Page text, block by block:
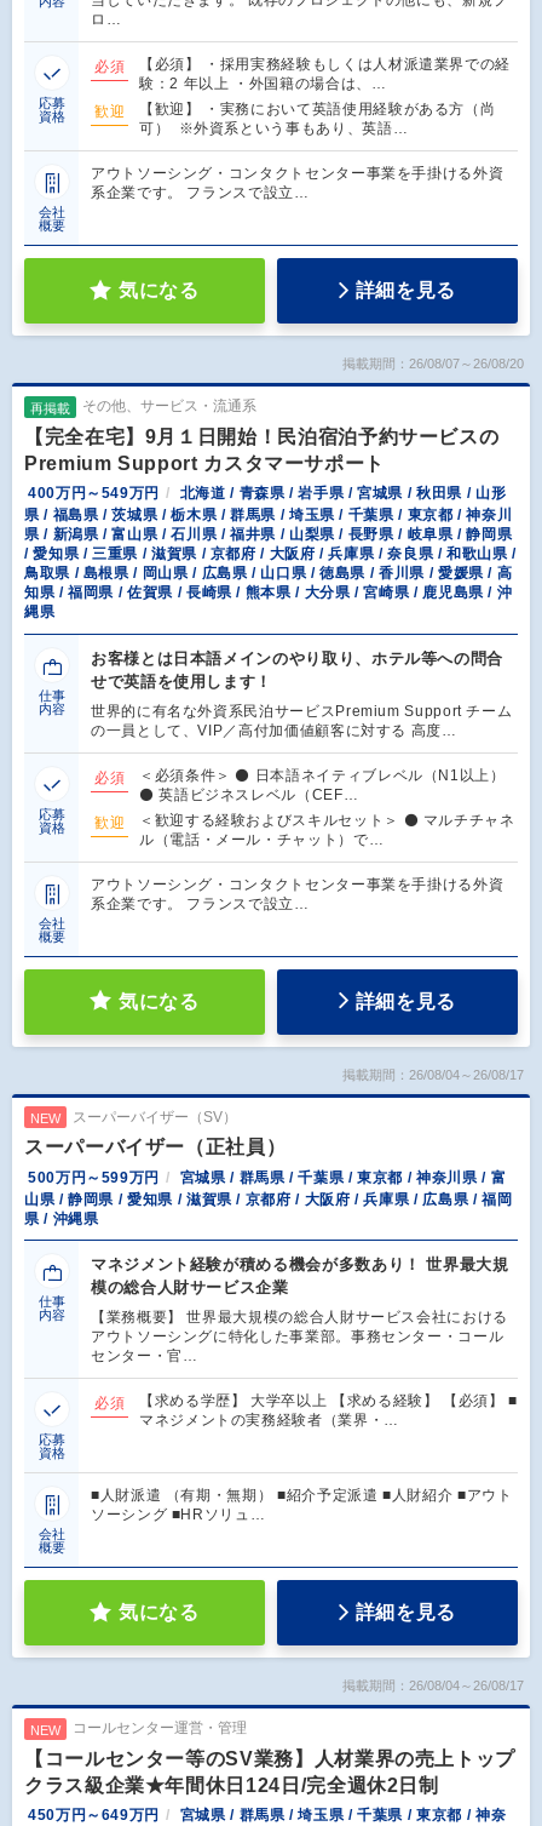
ロ…
応募
資格
必須
【必須】 ・採用実務経験もしくは人材派遣業界での経
験：2 年以上 ・外国籍の場合は、…
歓迎
【歓迎】 ・実務において英語使用経験がある方（尚
可） ※外資系という事もあり、英語…
会社
概要
アウトソーシング・コンタクトセンター事業を手掛ける外資
系企業です。 フランスで設立…
気になる 詳細を見る
掲載期間：26/08/07～26/08/20
再掲載 その他、サービス・流通系
【完全在宅】9月１日開始！民泊宿泊予約サービスの
Premium Support カスタマーサポート
400万円～549万円
北海道 / 青森県 / 岩手県 / 宮城県 / 秋田県 / 山形
県 / 福島県 / 茨城県 / 栃木県 / 群馬県 / 埼玉県 / 千葉県 / 東京都 / 神奈川
県 / 新潟県 / 富山県 / 石川県 / 福井県 / 山梨県 / 長野県 / 岐阜県 / 静岡県
/ 愛知県 / 三重県 / 滋賀県 / 京都府 / 大阪府 / 兵庫県 / 奈良県 / 和歌山県 /
鳥取県 / 島根県 / 岡山県 / 広島県 / 山口県 / 徳島県 / 香川県 / 愛媛県 / 高
知県 / 福岡県 / 佐賀県 / 長崎県 / 熊本県 / 大分県 / 宮崎県 / 鹿児島県 / 沖
縄県
仕事
内容
お客様とは日本語メインのやり取り、ホテル等への問合
せで英語を使用します！
世界的に有名な外資系民泊サービスPremium Support チーム
の一員として、VIP／高付加価値顧客に対する 高度…
応募
資格
必須
＜必須条件＞ ⚫ 日本語ネイティブレベル（N1以上）
⚫ 英語ビジネスレベル（CEF…
歓迎
＜歓迎する経験およびスキルセット＞ ⚫ マルチチャネ
ル（電話・メール・チャット）で…
会社
概要
アウトソーシング・コンタクトセンター事業を手掛ける外資
系企業です。 フランスで設立…
気になる 詳細を見る
掲載期間：26/08/04～26/08/17
NEW スーパーバイザー（SV）
スーパーバイザー（正社員）
500万円～599万円
宮城県 / 群馬県 / 千葉県 / 東京都 / 神奈川県 / 富
山県 / 静岡県 / 愛知県 / 滋賀県 / 京都府 / 大阪府 / 兵庫県 / 広島県 / 福岡
県 / 沖縄県
仕事
内容
マネジメント経験が積める機会が多数あり！ 世界最大規
模の総合人財サービス企業
【業務概要】 世界最大規模の総合人財サービス会社における
アウトソーシングに特化した事業部。事務センター・コール
センター・官…
応募
資格
必須
【求める学歴】 大学卒以上 【求める経験】 【必須】 ■
マネジメントの実務経験者（業界・…
会社
概要
■人財派遣 （有期・無期） ■紹介予定派遣 ■人財紹介 ■アウト
ソーシング ■HRソリュ…
気になる 詳細を見る
掲載期間：26/08/04～26/08/17
NEW コールセンター運営・管理
【コールセンター等のSV業務】人材業界の売上トップ
クラス級企業★年間休日124日/完全週休2日制
450万円～649万円
宮城県 / 群馬県 / 埼玉県 / 千葉県 / 東京都 / 神奈